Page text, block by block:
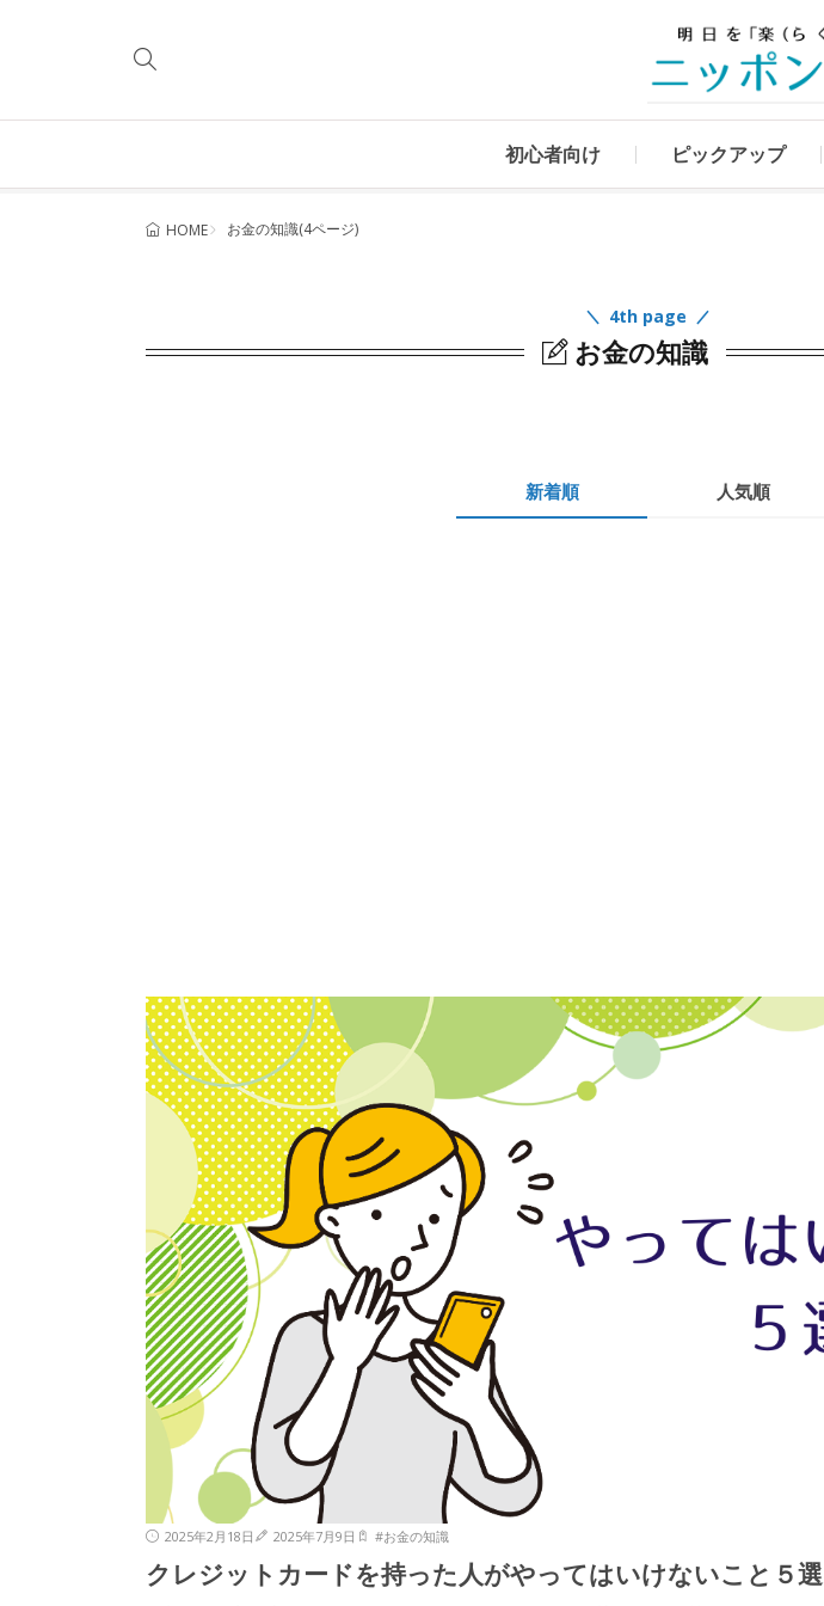
初心者向け ピックアップ
HOME お金の知識(4ページ)
お金の知識
4th page
新着順 人気順
2025年2月18日 2025年7月9日 #お金の知識
クレジットカードを持った人がやってはいけないこと５選